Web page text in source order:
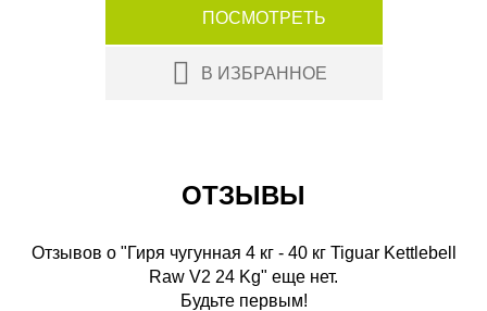
ПОСМОТРЕТЬ
В ИЗБРАННОЕ
ОТЗЫВЫ
Отзывов о "Гиря чугунная 4 кг - 40 кг Tiguar Kettlebell
Raw V2 24 Kg" еще нет.
Будьте первым!